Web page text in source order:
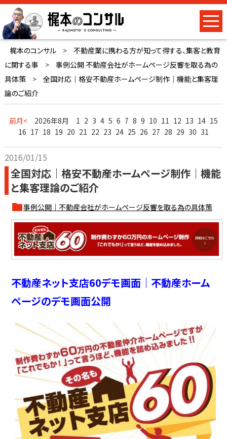
梶本のコンサル >
不動産業に携わる方が知って得する、集客と教育
に関する事
>
事例公開 不動産会社がホームページ反響を取る為の
具体策
>
全国対応｜格安不動産ホームページ制作｜機能と集客理
論のご紹介
前月< 2026年8月 1 2 3 4 5 6 7 8 9 10 11 12 13 14 15
16 17 18 19 20 21 22 23 24 25 26 27 28 29 30 31
2016/01/15
全国対応｜格安不動産ホームページ制作｜機能
と集客理論のご紹介
事例公開｜不動産会社がホームページ反響を取る為の具体策
不動産ネット支店60デモ画面｜不動産ホーム
ページのデモ画面公開